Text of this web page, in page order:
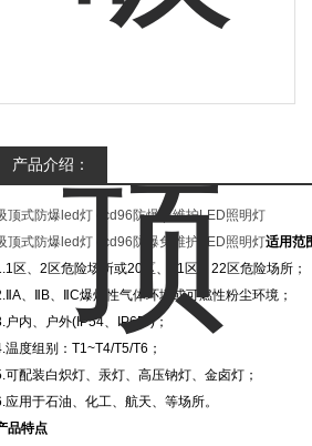
产品介绍：
顶式防爆led灯 ccd96防爆免维护LED照明灯
顶式防爆led灯 ccd96防爆免维护LED照明灯适用范
区、2区危险场所或20区、21区、22区危险场所；
、ⅡB、ⅡC爆炸性气体环境或可燃性粉尘环境；
户内、户外(IP54、IP65*)；
温度组别：T1~T4/T5/T6；
可配装白炽灯、汞灯、高压钠灯、金卤灯；
应用于石油、化工、航天、等场所。
品特点